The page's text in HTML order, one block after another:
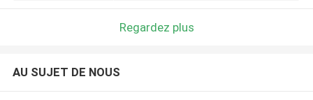
Regardez plus
AU SUJET DE NOUS